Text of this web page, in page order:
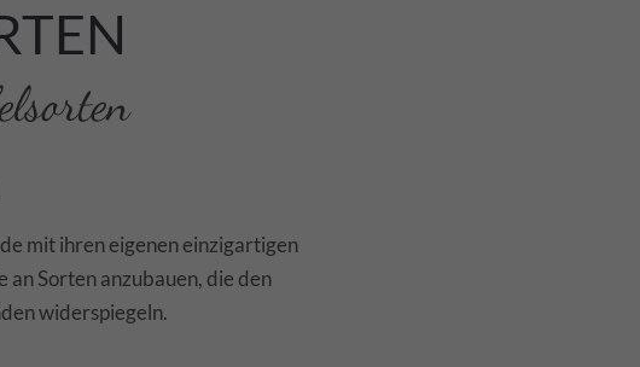
mit ihren eigenen einzigartigen
Sorten anzubauen, die den
widerspiegeln.